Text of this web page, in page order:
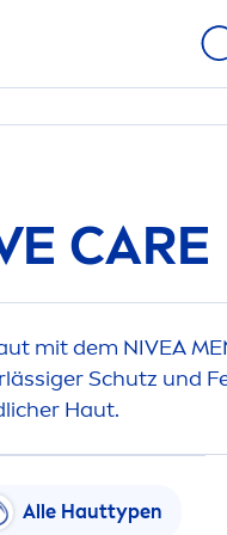
CARE
mit dem NIVEA
Schutz und
Haut.
Alle Hauttypen